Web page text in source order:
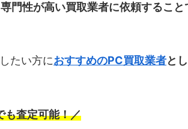
門性が高い買取業者に依頼すること
たい方におすすめのPC買取業者と
も査定可能！／